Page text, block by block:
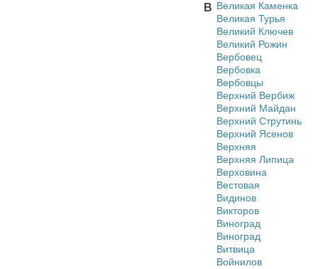
В Великая Каменка
Великая Турья
Великий Ключев
Великий Рожин
Вербовец
Вербовка
Вербовцы
Верхний Вербиж
Верхний Майдан
Верхний Струтинь
Верхний Ясенов
Верхняя
Верхняя Липица
Верховина
Вестовая
Видинов
Викторов
Виноград
Виноград
Витвица
Войнилов